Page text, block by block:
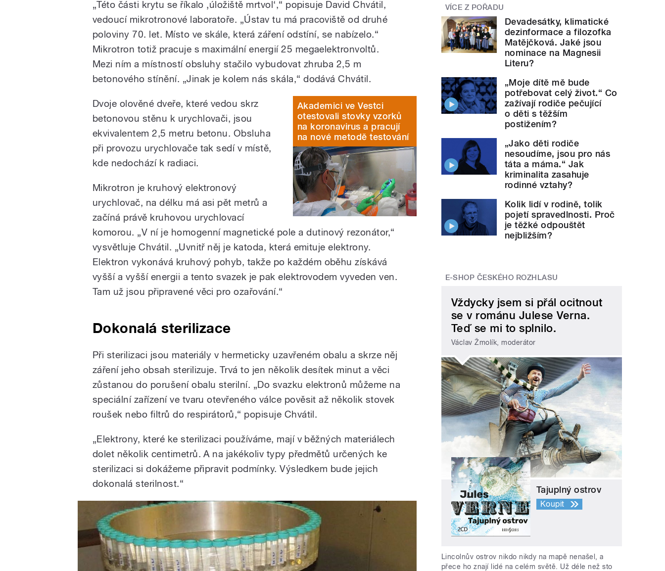
„Této části krytu se říkalo ‚úložiště mrtvol‘,“ popisuje David Chvátil,
vedoucí mikrotronové laboratoře. „Ústav tu má pracoviště od druhé
poloviny 70. let. Místo ve skále, která záření odstíní, se nabízelo.“
Mikrotron totiž pracuje s maximální energií 25 megaelektronvoltů.
Mezi ním a místností obsluhy stačilo vybudovat zhruba 2,5 m
betonového stínění. „Jinak je kolem nás skála,“ dodává Chvátil.
Akademici ve Vestci
otestovali stovky vzorků
na koronavirus a pracují
na nové metodě testování
Dvoje olověné dveře, které vedou skrz
betonovou stěnu k urychlovači, jsou
ekvivalentem 2,5 metru betonu. Obsluha
při provozu urychlovače tak sedí v místě,
kde nedochází k radiaci.
Mikrotron je kruhový elektronový
urychlovač, na délku má asi pět metrů a
začíná právě kruhovou urychlovací
komorou. „V ní je homogenní magnetické pole a dutinový rezonátor,“
vysvětluje Chvátil. „Uvnitř něj je katoda, která emituje elektrony.
Elektron vykonává kruhový pohyb, takže po každém oběhu získává
vyšší a vyšší energii a tento svazek je pak elektrovodem vyveden ven.
Tam už jsou připravené věci pro ozařování.“
Dokonalá sterilizace
Při sterilizaci jsou materiály v hermeticky uzavřeném obalu a skrze něj
záření jeho obsah sterilizuje. Trvá to jen několik desítek minut a věci
zůstanou do porušení obalu sterilní. „Do svazku elektronů můžeme na
speciální zařízení ve tvaru otevřeného válce pověsit až několik stovek
roušek nebo filtrů do respirátorů,“ popisuje Chvátil.
„Elektrony, které ke sterilizaci používáme, mají v běžných materiálech
dolet několik centimetrů. A na jakékoliv typy předmětů určených ke
sterilizaci si dokážeme připravit podmínky. Výsledkem bude jejich
dokonalá sterilnost.“
VÍCE Z POŘADU
Devadesátky, klimatické
dezinformace a filozofka
Matějčková. Jaké jsou
nominace na Magnesii
Literu?
„Moje dítě mě bude
potřebovat celý život.“ Co
zažívají rodiče pečující
o děti s těžším
postižením?
„Jako děti rodiče
nesoudíme, jsou pro nás
táta a máma.“ Jak
kriminalita zasahuje
rodinné vztahy?
Kolik lidí v rodině, tolik
pojetí spravedlnosti. Proč
je těžké odpouštět
nejbližším?
E-SHOP ČESKÉHO ROZHLASU
Vždycky jsem si přál ocitnout
se v románu Julese Verna.
Teď se mi to splnilo.
Václav Žmolík, moderátor
Tajuplný ostrov
Koupit
Lincolnův ostrov nikdo nikdy na mapě nenašel, a
přece ho znají lidé na celém světě. Už déle než sto